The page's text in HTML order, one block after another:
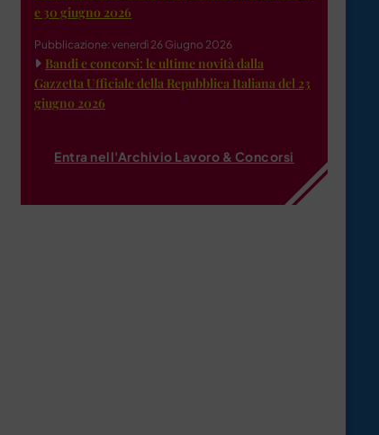
e 30 giugno 2026
Pubblicazione: venerdì 26 Giugno 2026
Bandi e concorsi: le ultime novità dalla
Gazzetta Ufficiale della Repubblica Italiana del 23
giugno 2026
Entra nell'Archivio Lavoro & Concorsi